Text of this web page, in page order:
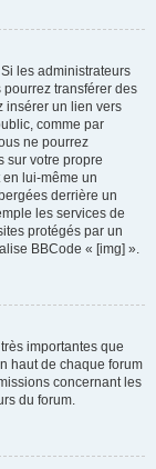
les administrateurs
pourrez transférer des
insérer un lien vers
comme par
ne pourrez
sur votre propre
lui-même un
derrière un
les services de
protégés par un
BBCode « [img] ».
importantes que
haut de chaque forum
concernant les
du forum.